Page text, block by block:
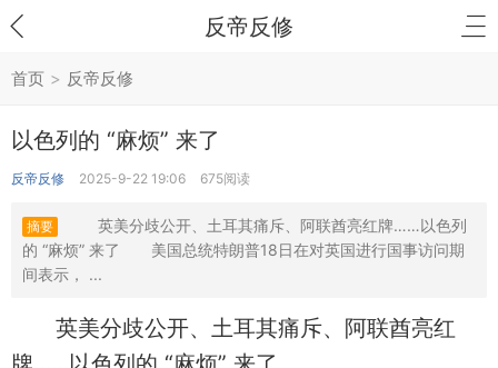
反帝反修
首页 > 反帝反修
以色列的 “麻烦” 来了
反帝反修 2025-9-22 19:06 675阅读
摘要
英美分歧公开、土耳其痛斥、阿联酋亮红牌……以色列
的 “麻烦” 来了 美国总统特朗普18日在对英国进行国事访问期
间表示， ...
英美分歧公开、土耳其痛斥、阿联酋亮红